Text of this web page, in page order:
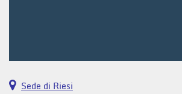
Sede di Riesi